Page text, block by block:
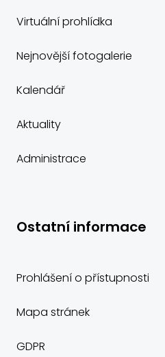
Virtuální prohlídka
Nejnovější fotogalerie
Kalendář
Aktuality
Administrace
Ostatní informace
Prohlášení o přístupnosti
Mapa stránek
GDPR